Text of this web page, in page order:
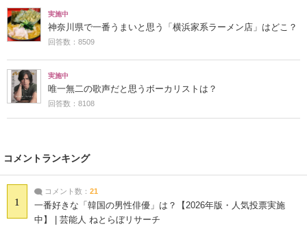
実施中
神奈川県で一番うまいと思う「横浜家系ラーメン店」はどこ？
回答数：8509
実施中
唯一無二の歌声だと思うボーカリストは？
回答数：8108
コメントランキング
1
コメント数： 21
一番好きな「韓国の男性俳優」は？【2026年版・人気投票実施
中】 | 芸能人 ねとらぼリサーチ